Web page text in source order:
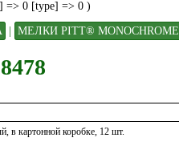
=> 0 [type] => 0 )
МЕЛКИ PITT® MONOCHROME
в картонной коробке, 12 шт.